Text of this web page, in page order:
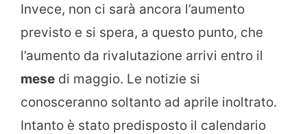
Invece, non ci sarà ancora l’aumento
previsto e si spera, a questo punto, che
l’aumento da rivalutazione arrivi entro il
mese di maggio. Le notizie si
conosceranno soltanto ad aprile inoltrato.
Intanto è stato predisposto il calendario